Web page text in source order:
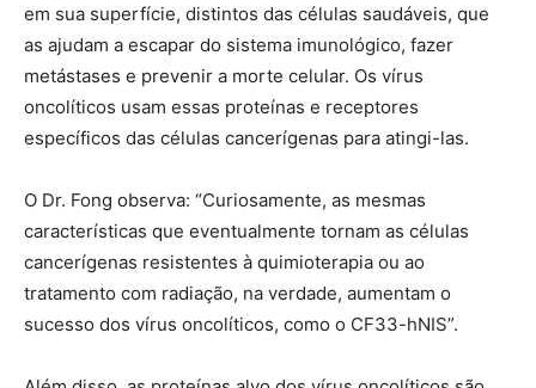
em sua superfície, distintos das células saudáveis, que
as ajudam a escapar do sistema imunológico, fazer
metástases e prevenir a morte celular. Os vírus
oncolíticos usam essas proteínas e receptores
específicos das células cancerígenas para atingi-las.
O Dr. Fong observa: “Curiosamente, as mesmas
características que eventualmente tornam as células
cancerígenas resistentes à quimioterapia ou ao
tratamento com radiação, na verdade, aumentam o
sucesso dos vírus oncolíticos, como o CF33-hNIS”.